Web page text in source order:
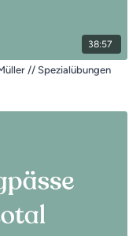
38:57
// Spezialübungen